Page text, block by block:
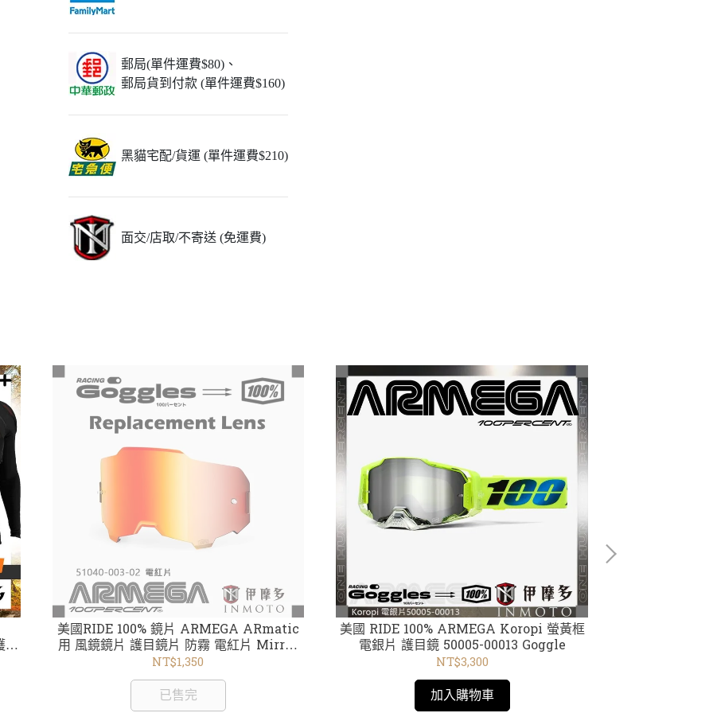
郵局(單件運費$80)、
郵局貨到付款 (單件運費$160)
黑貓宅配/貨運 (單件運費$210)
面交/店取/不寄送 (免運費)
甲
美國RIDE 100% 鏡片 ARMEGA ARmatic
用 風鏡鏡片 護目鏡片 防霧 電紅片 Mirror
Red Lens 59050-00003
NT$1,350
已售完
美國 RIDE 100% ARMEGA Koropi 螢黃框
電銀片 護目鏡 50005-00013 Goggle
NT$3,300
加入購物車